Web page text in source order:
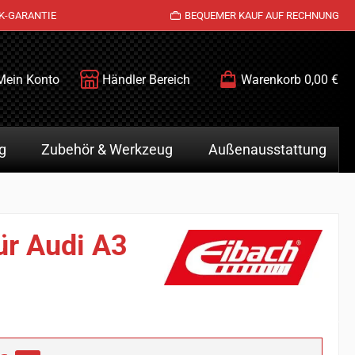
GARANTIE BEQUEMER KAUF AUF RECHNUNG
Konto Händler Bereich Warenkorb 0,00 €
Zubehör & Werkzeug Außenausstattung
Audi A3